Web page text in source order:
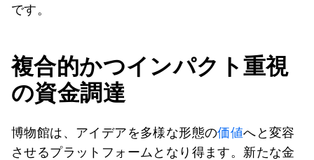
です。
複合的かつインパクト重視
の資金調達
博物館は、アイデアを多様な形態の価値へと変容
させるプラットフォームとなり得ます。新たな金